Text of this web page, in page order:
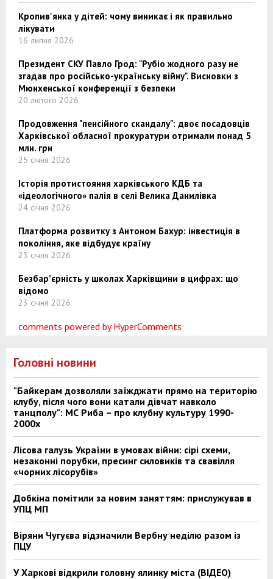
Кропив'янка у дітей: чому виникає і як правильно
лікувати
16 липня 2026
Президент СКУ Павло Грод: "Рубіо жодного разу не
згадав про російсько-українську війну". Висновки з
Мюнхенської конференції з безпеки
20 лютого 2026
Продовження "пенсійного скандалу": двоє посадовців
Харківської обласної прокуратури отримали понад 5
млн. грн
25 січня 2026
Історія протистояння харківського КДБ та
«ідеологічного» палія в селі Велика Данилівка
24 січня 2026
Платформа розвитку з Антоном Бахур: інвестиція в
покоління, яке відбудує країну
23 січня 2026
Безбар’єрність у школах Харківщини в цифрах: що
відомо
23 січня 2026
comments powered by HyperComments
Головні новини
"Байкерам дозволяли заїжджати прямо на територію
клубу, після чого вони катали дівчат навколо
танцполу": МС Риба – про клубну культуру 1990-
2000х
Лісова галузь України в умовах війни: сірі схеми,
незаконні порубки, пресинг силовиків та свавілля
«чорних лісорубів»
Добкіна помітили за новим заняттям: прислужував в
УПЦ МП
Віряни Чугуєва відзначили Вербну неділю разом із
ПЦУ
У Харкові відкрили головну ялинку міста (ВІДЕО)